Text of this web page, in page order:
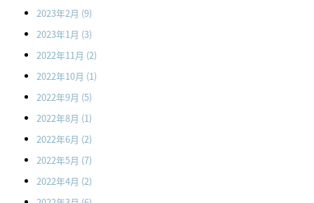
2023年2月 (9)
2023年1月 (3)
2022年11月 (2)
2022年10月 (1)
2022年9月 (5)
2022年8月 (1)
2022年6月 (2)
2022年5月 (7)
2022年4月 (2)